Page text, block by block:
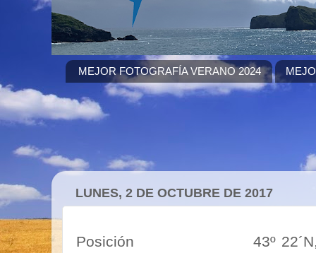
MEJOR FOTOGRAFÍA VERANO 2024
LUNES, 2 DE OCTUBRE DE 2017
Posición 43º 22´N,